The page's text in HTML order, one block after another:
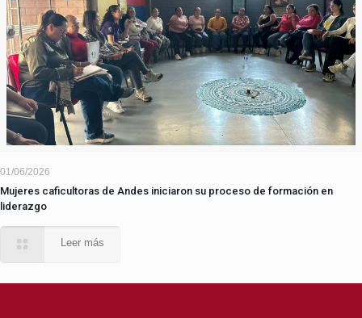
01/06/2026
Mujeres caficultoras de Andes iniciaron su proceso de formación en
liderazgo
Leer más